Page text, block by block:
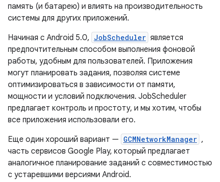
память (и батарею) и влиять на производительность
системы для других приложений.
Начиная с Android 5.0, JobScheduler является
предпочтительным способом выполнения фоновой
работы, удобным для пользователей. Приложения
могут планировать задания, позволяя системе
оптимизироваться в зависимости от памяти,
мощности и условий подключения. JobScheduler
предлагает контроль и простоту, и мы хотим, чтобы
все приложения использовали его.
Еще один хороший вариант — GCMNetworkManager ,
часть сервисов Google Play, который предлагает
аналогичное планирование заданий с совместимостью
с устаревшими версиями Android.